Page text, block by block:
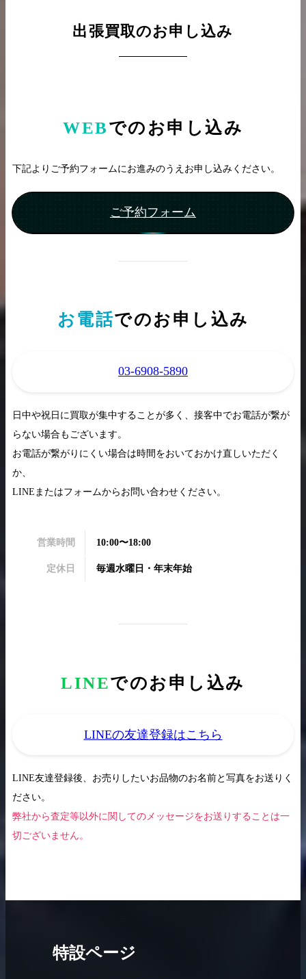
出張買取のお申し込み
WEBでのお申し込み
下記よりご予約フォームにお進みのうえお申し込みください。
ご予約フォーム
お電話でのお申し込み
03-6908-5890
日中や祝日に買取が集中することが多く、接客中でお電話が繋が
らない場合もございます。
お電話が繋がりにくい場合は時間をおいておかけ直しいただく
か、
LINEまたはフォームからお問い合わせください。
営業時間 10:00〜18:00
定休日 毎週水曜日・年末年始
LINEでのお申し込み
LINEの友達登録はこちら
LINE友達登録後、お売りしたいお品物のお名前と写真をお送りく
ださい。
弊社から査定等以外に関してのメッセージをお送りすることは一
切ございません。
特設ページ